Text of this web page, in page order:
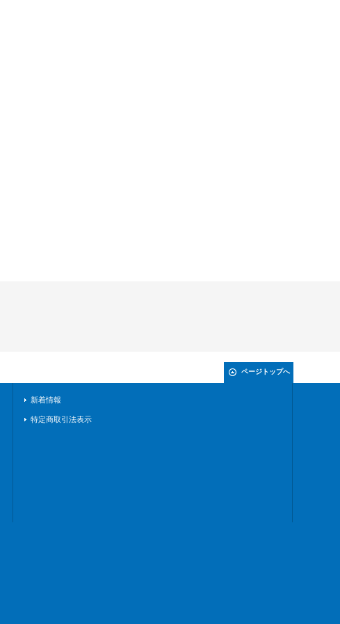
ページトップへ
新着情報
特定商取引法表示